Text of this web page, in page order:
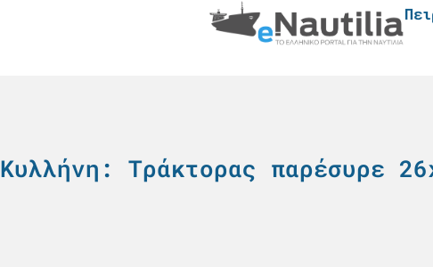
Κυλλήνη: Τράκτορας παρέσυρε